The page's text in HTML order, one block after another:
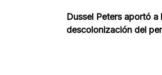
Dussel Peters aportó
descolonización del